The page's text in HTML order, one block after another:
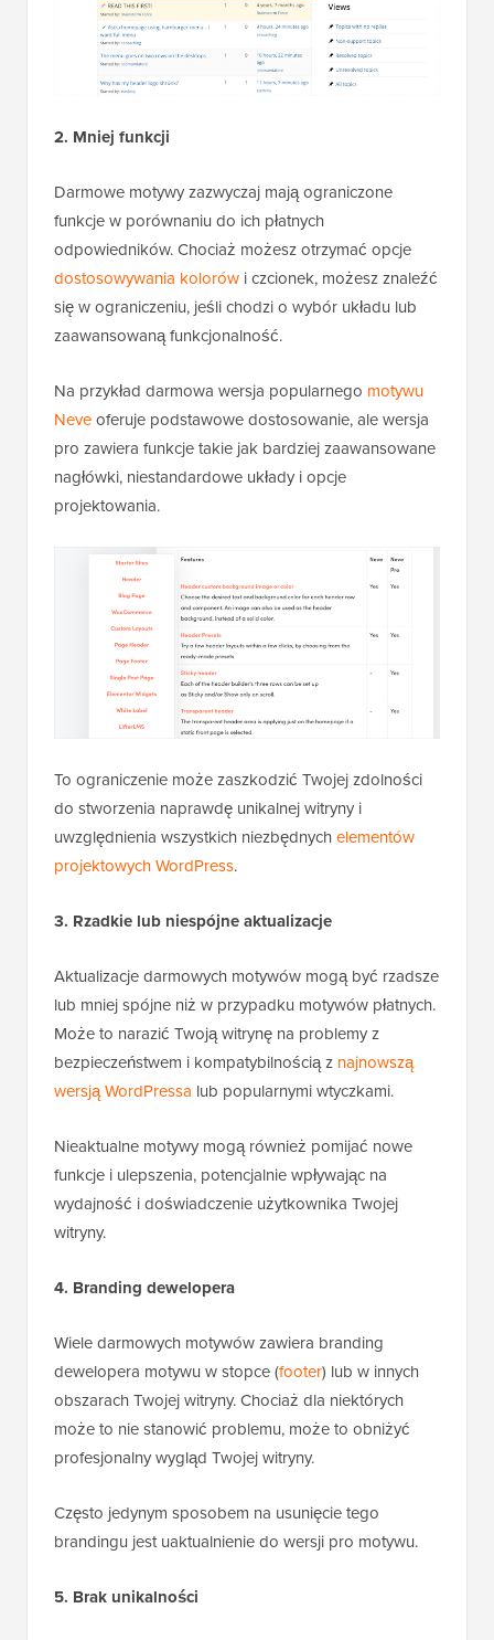
2. Mniej funkcji
Darmowe motywy zazwyczaj mają ograniczone
funkcje w porównaniu do ich płatnych
odpowiedników. Chociaż możesz otrzymać opcje
dostosowywania kolorów i czcionek, możesz znaleźć
się w ograniczeniu, jeśli chodzi o wybór układu lub
zaawansowaną funkcjonalność.
Na przykład darmowa wersja popularnego motywu
Neveoferuje podstawowe dostosowanie, ale wersja
pro zawiera funkcje takie jak bardziej zaawansowane
nagłówki, niestandardowe układy i opcje
projektowania.
To ograniczenie może zaszkodzić Twojej zdolności
do stworzenia naprawdę unikalnej witryny i
uwzględnienia wszystkich niezbędnychelementów
projektowych WordPress.
3. Rzadkie lub niespójne aktualizacje
Aktualizacje darmowych motywów mogą być rzadsze
lub mniej spójne niż w przypadku motywów płatnych.
Może to narazić Twoją witrynę na problemy z
bezpieczeństwem i kompatybilnością z najnowszą
wersją WordPressa lub popularnymi wtyczkami.
Nieaktualne motywy mogą również pomijać nowe
funkcje i ulepszenia, potencjalnie wpływając na
wydajność i doświadczenie użytkownika Twojej
witryny.
4. Branding dewelopera
Wiele darmowych motywów zawiera branding
dewelopera motywu w stopce (footer) lub w innych
obszarach Twojej witryny. Chociaż dla niektórych
może to nie stanowić problemu, może to obniżyć
profesjonalny wygląd Twojej witryny.
Często jedynym sposobem na usunięcie tego
brandingu jest uaktualnienie do wersji pro motywu.
5. Brak unikalności